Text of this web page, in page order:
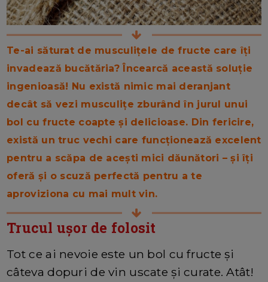
Te-ai săturat de musculițele de fructe care îți
invadează bucătăria? Încearcă această soluție
ingenioasă! Nu există nimic mai deranjant
decât să vezi musculițe zburând în jurul unui
bol cu fructe coapte și delicioase. Din fericire,
există un truc vechi care funcționează excelent
pentru a scăpa de acești mici dăunători – și îți
oferă și o scuză perfectă pentru a te
aproviziona cu mai mult vin.
Trucul ușor de folosit
Tot ce ai nevoie este un bol cu fructe și
câteva dopuri de vin uscate și curate. Atât!